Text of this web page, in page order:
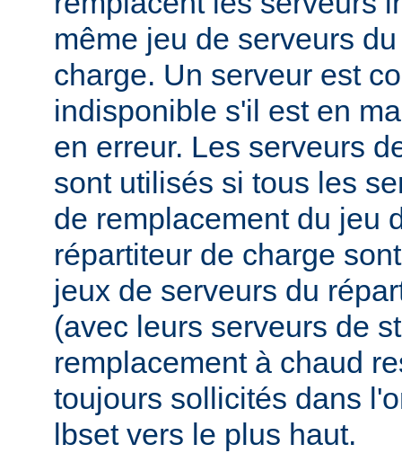
même jeu de serveurs
charge. Un serveur est
indisponible s'il est en
en erreur. Les serveurs
sont utilisés si tous les
de remplacement du jeu
répartiteur de charge
jeux de serveurs du
(avec leurs serveurs de
remplacement à chaud
toujours sollicités dans
lbset vers le plus haut.